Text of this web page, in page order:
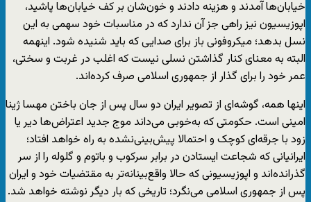
خیابان‌ها آمدند و هزینه دادند و خون‌شان بر کف خیابان‌ها پاشید،
اپوزیسیون نیز راهی جز آن ندارد که در مناسبات خود سهمی به این
نسل بدهد؛ میکروفونی باز برای صدایی که باید شنیده شود. اینهمه
البته به معنای کنار گذاشتن نسلی نیست که اغلب در غربت و سختی،
عمر خود را برای گذار از جمهوری اسلامی صرف کرده‌اند.
اینها همه، گوشه‌ای از تصویر ایران دو سال پس از جان باختن مهسا ژینا
امینی است. حکومتی که به‌خوبی می‌داند موج جدید اعتراض‌ها دیر یا
زود با جرقه‌ای کوچک و احتمالا پیش‌بینی‌نشده به راه خواهد افتاد؛
ایرانیانی که شجاعت ایستادن در برابر سرکوب و باتوم و گلوله را از سر
گذرانده‌اند و اپوزیسیونی که حالا واقع‌بینانه‌تر به مقتضیات خود و ایران
پس از جمهوری اسلامی می‌نگرد؛ تاریخی که بار دیگر نوشته خواهد شد.